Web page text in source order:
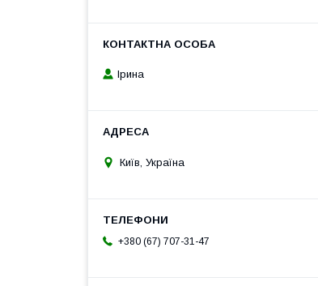
Ірина
Київ, Україна
+380 (67) 707-31-47